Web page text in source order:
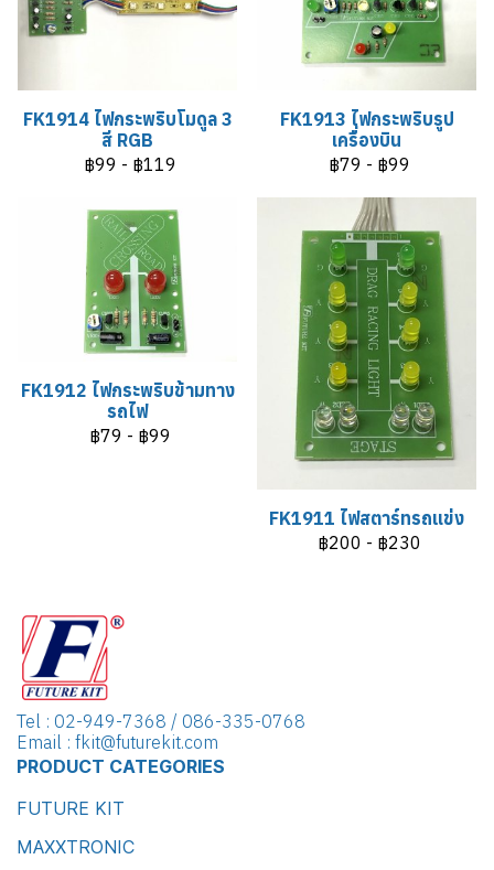
FK1914 ไฟกระพริบโมดูล 3
สี RGB
฿99 - ฿119
FK1913 ไฟกระพริบรูป
เครื่องบิน
฿79 - ฿99
FK1912 ไฟกระพริบข้ามทาง
รถไฟ
฿79 - ฿99
FK1911 ไฟสตาร์ทรถแข่ง
฿200 - ฿230
Tel : 02-949-7368 / 086-335-0768
Email : fkit@futurekit.com
PRODUCT CATEGORIES
FUTURE KIT
MAXXTRONIC